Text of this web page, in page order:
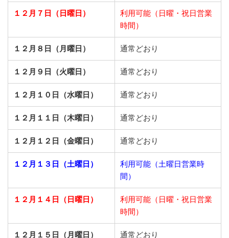
１２月７日（日曜日）
利用可能（日曜・祝日営業
時間）
１２月８日（月曜日） 通常どおり
１２月９日（火曜日） 通常どおり
１２月１０日（水曜日） 通常どおり
１２月１１日（木曜日） 通常どおり
１２月１２日（金曜日） 通常どおり
１２月１３日（土曜日）
利用可能（土曜日営業時
間）
１２月１４日（日曜日）
利用可能（日曜・祝日営業
時間）
１２月１５日（月曜日） 通常どおり